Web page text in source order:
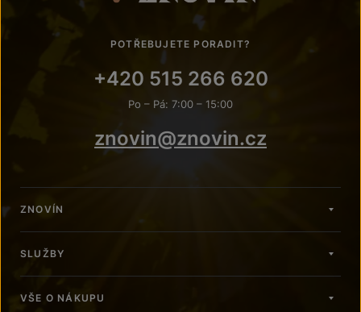
POTŘEBUJETE PORADIT?
+420 515 266 620
Po – Pá: 7:00 – 15:00
znovin@znovin.cz
ZNOVÍN
SLUŽBY
VŠE O NÁKUPU